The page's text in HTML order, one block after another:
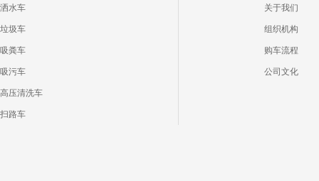
洒水车
垃圾车
吸粪车
吸污车
高压清洗车
扫路车
关于我们
组织机构
购车流程
公司文化